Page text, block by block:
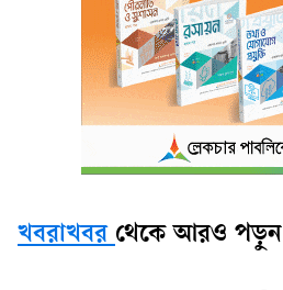
খবরাখবর থেকে আরও পড়ুন